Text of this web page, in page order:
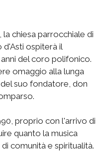
chiesa parrocchiale di
d'Asti ospiterà il
del coro polifonico.
omaggio alla lunga
suo fondatore, don
proprio con l'arrivo di
quanto la musica
comunità e spiritualità.